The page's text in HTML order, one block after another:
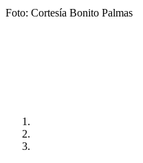
Foto: Cortesía Bonito Palmas